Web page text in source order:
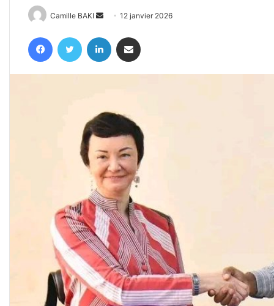
Camille BAKI
Envoyer
courriel
12 janvier 2026
FacebookTwitter Linkedin